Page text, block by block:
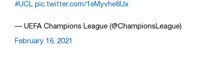
#UCL pic.twitter.com/1eMyvhe8Ux
— UEFA Champions League (@ChampionsLeague)
February 16, 2021